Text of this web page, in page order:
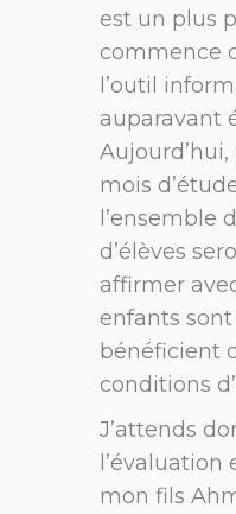
est un plus
commence
l’outil
auparavant
mois
l’ensemble
d’élèves
affirmer
enfants
bénéficient
conditions
J’attends
l’évaluation
mon fils